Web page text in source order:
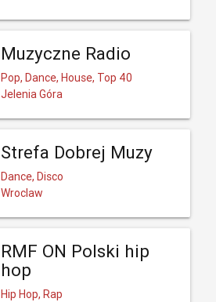
Muzyczne Radio
Pop, Dance, House, Top 40
Jelenia Góra
Strefa Dobrej Muzy
Dance, Disco
Wroclaw
RMF ON Polski hip
hop
Hip Hop, Rap